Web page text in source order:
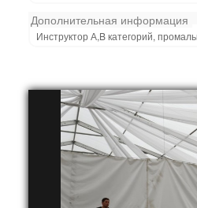
Дополнительная информация
Инструктор А,B категорий,